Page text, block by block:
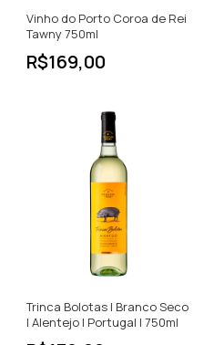
Vinho do Porto Coroa de Rei
Tawny 750ml
R$169,00
Trinca Bolotas | Branco Seco
| Alentejo | Portugal | 750ml